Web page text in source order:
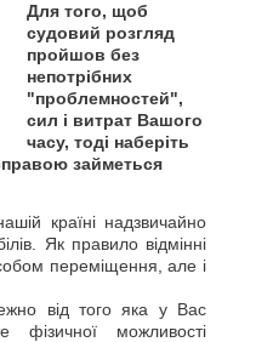
Для того, щоб
судовий розгляд
пройшов без
непотрібних
"проблемностей",
сил і витрат Вашого
часу, тоді наберіть
займеться
країні надзвичайно
Як правило відмінні
переміщення, але і
від того яка у Вас
можливості